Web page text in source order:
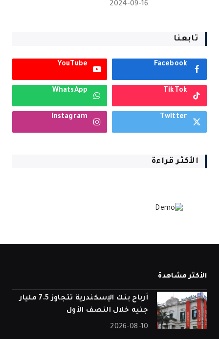
2024-09-16
تابعنا
Facebook
YouTube
TikTok
WhatsApp
Twitter
Instagram
الأكثر قراءة
الأكثر مشاهدة
أرباح بنك الإسكندرية تتجاوز 7.5 مليار
جنيه خلال النصف الأول
2026-08-10